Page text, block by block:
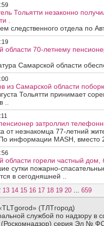
Тольятти незаконно
.
следственного отдела по
области 70-летнему
Самарской области
из Самарской области
Тольятти принимает
..
затроллил
от незнакомца 77-летний
информации MASH, вместо
области горели частный дом,
сутки пожарно-
в сегодняшней ..
13 14 15 16 17 18 19 20 659
(ТЛТгород)
службой по надзору в
серия Эл №